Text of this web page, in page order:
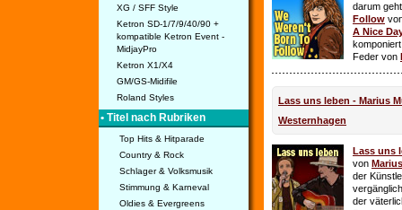
XG / SFF Style
Ketron SD-1/7/9/40/90 +
kompatible Ketron Event -
MidjayPro
Ketron X1/X4
GM/GS-Midifile
Roland Styles
• Titel nach Rubriken
Top Hits & Hitparade
Country & Rock
Schlager & Volksmusik
Stimmung & Karneval
Oldies & Evergreens
darum
Follow
A Nice
Feder von
Lass uns leben - Marius
Westernhagen
Lass uns
von
der
der